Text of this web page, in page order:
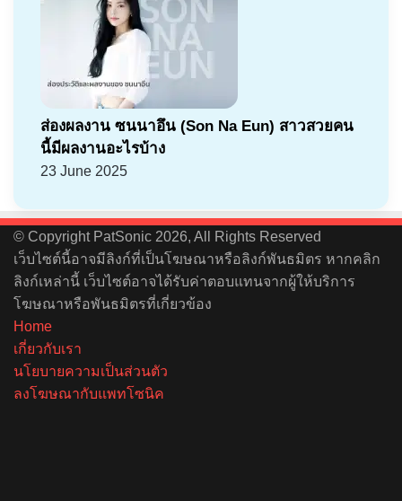
ส่องผลงาน ซนนาอึน (Son Na Eun) สาวสวยคน
นี้มีผลงานอะไรบ้าง
23 June 2025
© Copyright PatSonic 2026, All Rights Reserved
เว็บไซต์นี้อาจมีลิงก์ที่เป็นโฆษณาหรือลิงก์พันธมิตร หากคลิก
ลิงก์เหล่านี้ เว็บไซต์อาจได้รับค่าตอบแทนจากผู้ให้บริการ
โฆษณาหรือพันธมิตรที่เกี่ยวข้อง
Home
เกี่ยวกับเรา
นโยบายความเป็นส่วนตัว
ลงโฆษณากับแพทโซนิค